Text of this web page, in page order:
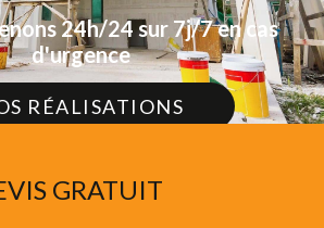
24h/24 sur 7j/7 en cas
d'urgence
RÉALISATIONS
GRATUIT